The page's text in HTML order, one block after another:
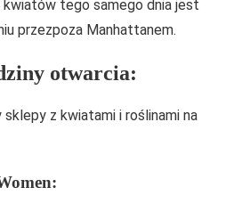
kwiatów tego samego dnia jest
przezpoza Manhattanem.
otwarcia:
z kwiatami i roślinami na